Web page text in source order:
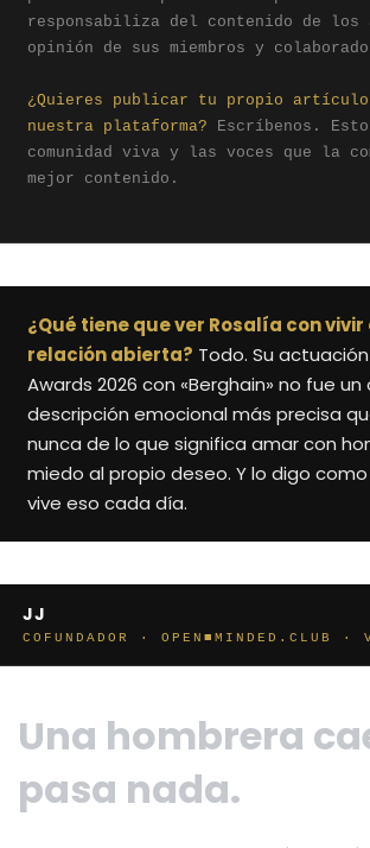
responsabiliza del contenido de
opinión de sus miembros y
¿Quieres publicar tu propio
nuestra plataforma? Escríbenos.
comunidad viva y las voces que la
mejor contenido.
¿Qué tiene que ver Rosalía con vivir
relación abierta? Todo. Su actuación
Awards 2026 con «Berghain» no fue
descripción emocional más precisa
nunca de lo que significa amar con
miedo al propio deseo. Y lo digo
vive eso cada día.
JJ
COFUNDADOR · OPEN■MINDED.CLUB ·
Una hombrera
pasa nada.